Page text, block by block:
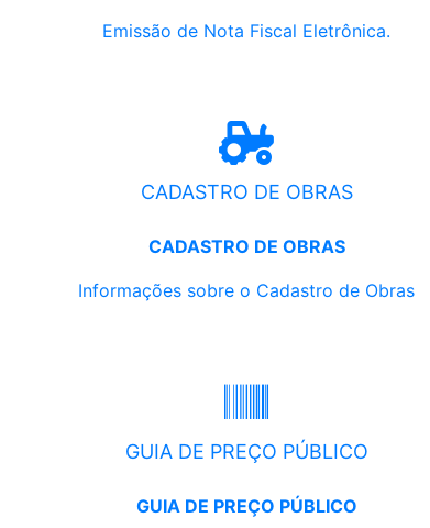
Emissão de Nota Fiscal Eletrônica.
CADASTRO DE OBRAS
CADASTRO DE OBRAS
Informações sobre o Cadastro de Obras
GUIA DE PREÇO PÚBLICO
GUIA DE PREÇO PÚBLICO